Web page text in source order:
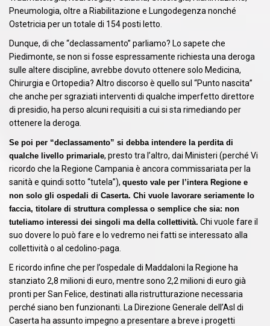
Pneumologia, oltre a Riabilitazione e Lungodegenza nonché
Ostetricia per un totale di 154 posti letto.
Dunque, di che “declassamento” parliamo? Lo sapete che
Piedimonte, se non si fosse espressamente richiesta una deroga
sulle altere discipline, avrebbe dovuto ottenere solo Medicina,
Chirurgia e Ortopedia? Altro discorso è quello sul “Punto nascita”
che anche per sgraziati interventi di qualche imperfetto direttore
di presidio, ha perso alcuni requisiti a cui si sta rimediando per
ottenere la deroga.
Se poi per “declassamento” si debba intendere la perdita di
qualche livello primariale, presto tra l’altro, dai Ministeri (perché Vi
ricordo che la Regione Campania è ancora commissariata per la
sanità e quindi sotto “tutela”), questo vale per l’intera Regione e
non solo gli ospedali di Caserta. Chi vuole lavorare seriamente lo
faccia, titolare di struttura complessa o semplice che sia: non
tuteliamo interessi dei singoli ma della collettività. Chi vuole fare il
suo dovere lo può fare e lo vedremo nei fatti se interessato alla
collettività o al cedolino-paga.
E ricordo infine che per l’ospedale di Maddaloni la Regione ha
stanziato 2,8 milioni di euro, mentre sono 2,2 milioni di euro già
pronti per San Felice, destinati alla ristrutturazione necessaria
perché siano ben funzionanti. La Direzione Generale dell’Asl di
Caserta ha assunto impegno a presentare a breve i progetti